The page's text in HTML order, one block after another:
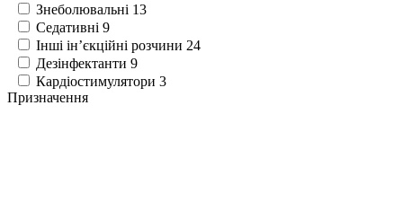
Знеболювальні 13
Седативні 9
Інші ін’єкційні розчини 24
Дезінфектанти 9
Кардіостимулятори 3
Призначення